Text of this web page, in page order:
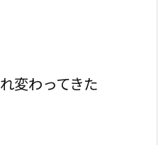
変わってきた